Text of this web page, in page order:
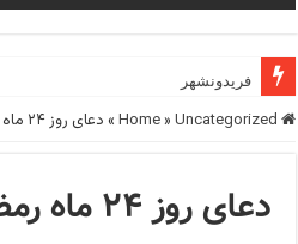
فریدونشهر
» Uncategorized
» دعای روز ۲۴ ماه رمضان
دعای روز ۲۴ ماه رمضان